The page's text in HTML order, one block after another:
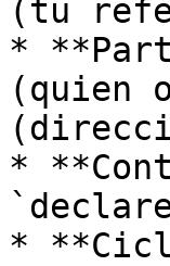
(tu
*
(quien
*
*